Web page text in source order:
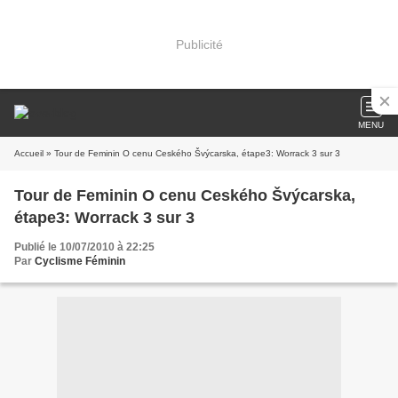
Publicité
MENU
Accueil » Tour de Feminin O cenu Ceského Švýcarska, étape3: Worrack 3 sur 3
Tour de Feminin O cenu Ceského Švýcarska,
étape3: Worrack 3 sur 3
Publié le 10/07/2010 à 22:25
Par Cyclisme Féminin